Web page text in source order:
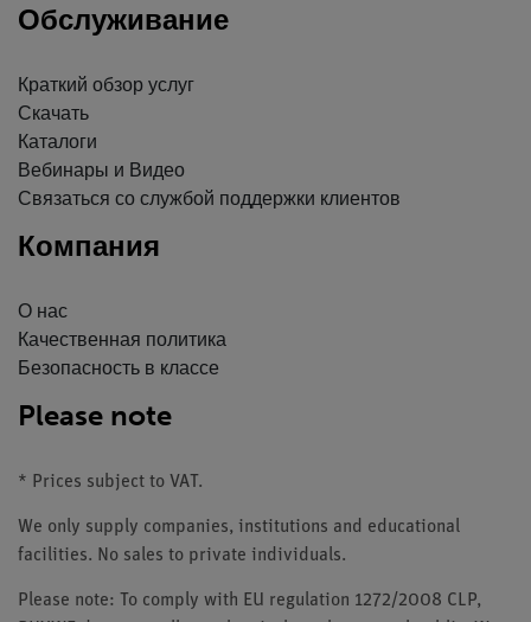
Обслуживание
Краткий обзор услуг
Скачать
Каталоги
Вебинары и Видео
Связаться со службой поддержки клиентов
Компания
О нас
Качественная политика
Безопасность в классе
Please note
* Prices subject to VAT.
We only supply companies, institutions and educational
facilities. No sales to private individuals.
Please note: To comply with EU regulation 1272/2008 CLP,